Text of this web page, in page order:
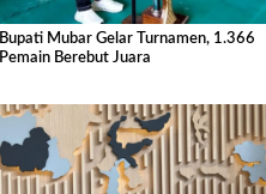
Bupati Mubar Gelar Turnamen, 1.366
Pemain Berebut Juara